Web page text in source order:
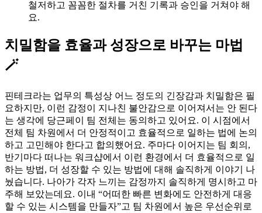
철저하고 꼼꼼한 절차를 거친 기록과 승인을 거쳐야 해
요.
치밀함을 효율과 성장으로 바꾸는 마법
🪄
핀테크라는 업무의 특성상 어느 정도의 긴장감과 치밀함은 필
요하지만, 이런 감정이 지나친 불안감으로 이어져서는 안 된다
는 생각에 당근페이 팀 전체는 동의하고 있어요. 이 시점에서
전체 팀 차원에서 더 안정적이고 효율적으로 일하는 법에 논의
하고 고민해야 한다고 합의했어요. 주마다 이어지는 팀 회의,
반기마다 떠나는 워크샵에서 이런 환경에서 더 효율적으로 일
하는 방법, 더 성장할 수 있는 방법에 대해 솔직하게 이야기 나
눴습니다. 나아가 각자 느끼는 감정까지 솔직하게 명시하고 마
주해 보았는데요. 이내 “어떠한 빠른 변화에도 안전하게 대응
할 수 있는 시스템을 만들자”고 팀 차원에서 높은 우선순위로